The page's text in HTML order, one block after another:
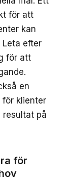
för att
kan
Leta efter
för att
en
klienter
resultat på
för